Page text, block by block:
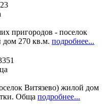
пригородов - поселок
270 кв.м. подробнее...
Витязево) жилой дом
Обща подробнее...